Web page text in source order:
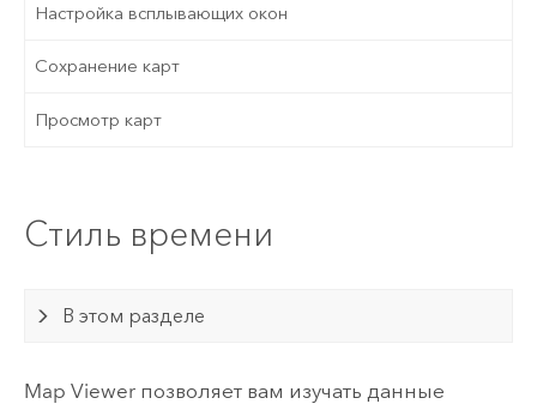
Настройка всплывающих окон
Сохранение карт
Просмотр карт
Стиль времени
В этом разделе
Map Viewerпозволяет вам изучать данные